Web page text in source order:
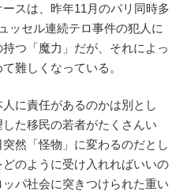
スは、昨年11月のパリ同時多
ッセル連続テロ事件の犯人に
つ「魔力」だが、それによっ
難しくなっている。
に責任があるのかは別とし
た移民の若者がたくさんい
然「怪物」に変わるのだとし
のように受け入れればいいの
パ社会に突きつけられた重い